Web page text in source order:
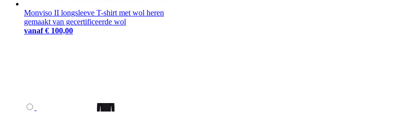
Monviso II longsleeve T-shirt met wol heren
gemaakt van gecertificeerde wol
vanaf € 100,00